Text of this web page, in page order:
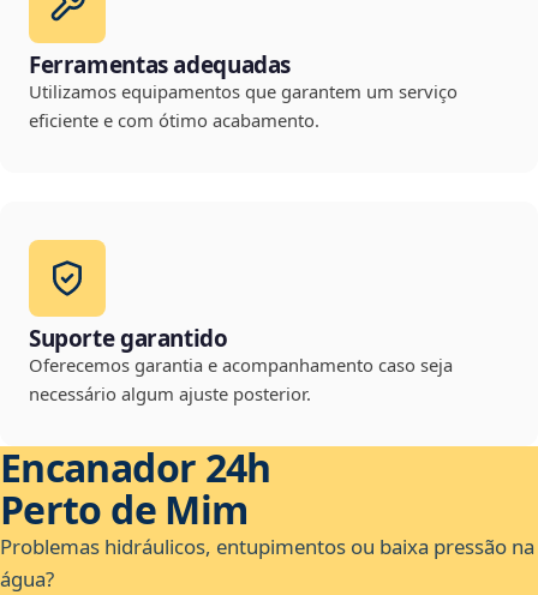
Ferramentas adequadas
Utilizamos equipamentos que garantem um serviço
eficiente e com ótimo acabamento.
Suporte garantido
Oferecemos garantia e acompanhamento caso seja
necessário algum ajuste posterior.
Encanador 24h
Perto de Mim
Problemas hidráulicos, entupimentos ou baixa pressão na
água?